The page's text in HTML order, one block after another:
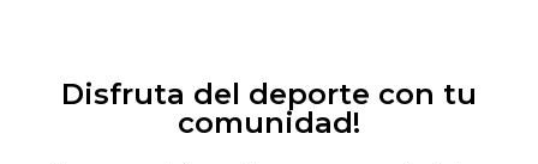
Disfruta del deporte con tu
comunidad!